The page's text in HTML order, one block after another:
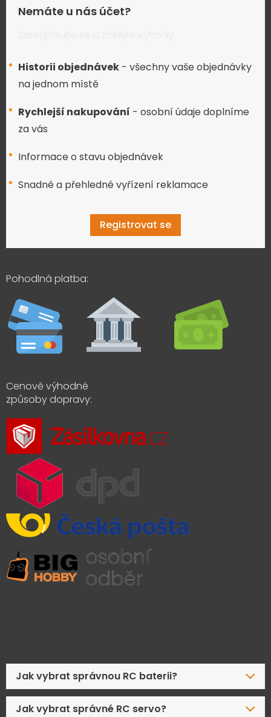
Nemáte u nás účet?
Historii objednávek - všechny vaše objednávky
na jednom místě
Rychlejší nakupování - osobní údaje doplníme
za vás
Informace o stavu objednávek
Snadné a přehledné vyřízení reklamace
Registrovat se
Pohodlná platba:
Cenově výhodné
způsoby dopravy:
Jak vybrat správnou RC baterii?
Jak vybrat správné RC servo?